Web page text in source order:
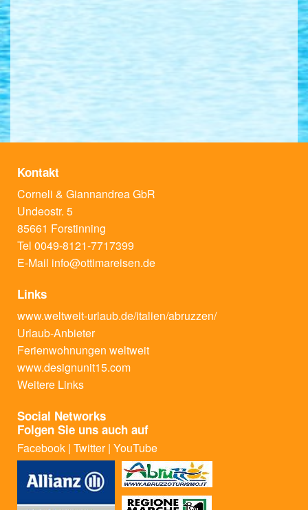
Kontakt
Corneli & Giannandrea GbR
Undeostr. 5
85661 Forstinning
Tel 0049-8121-7717399
E-Mail info@ottimareisen.de
Links
www.weltweit-urlaub.de/italien/abruzzen/
Urlaub-Anbieter
Ferienwohnungen weltweit
www.designunit15.com
Weitere Links
Social Networks
Folgen Sie uns auch auf
Facebook | Twitter| YouTube